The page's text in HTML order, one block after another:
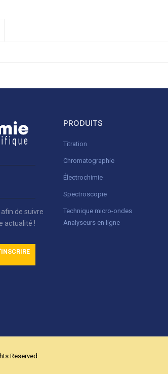
de suivre
actualité !
PRODUITS
Titration
Chromatographie
Électrochimie
Spectroscopie
Technique micro-ondes
Analyseurs en ligne
Reserved.